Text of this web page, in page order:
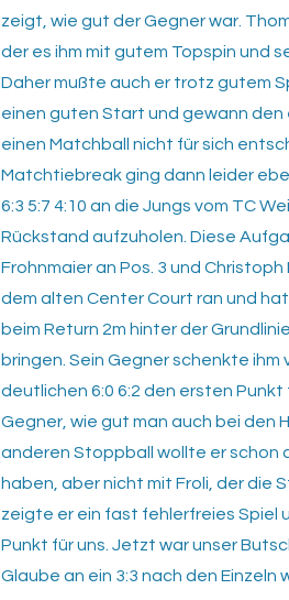
zeigt, wie gut der Gegner war.
der es ihm mit gutem Topspin und
Daher mußte auch er trotz gutem
einen guten Start und gewann den
einen Matchball nicht für sich
Matchtiebreak ging dann leider
6:3 5:7 4:10 an die Jungs vom TC
Rückstand aufzuholen. Diese
Frohnmaier an Pos. 3 und
dem alten Center Court ran und
beim Return 2m hinter der
bringen. Sein Gegner schenkte
deutlichen 6:0 6:2 den ersten
Gegner, wie gut man auch bei den
anderen Stoppball wollte er schon
haben, aber nicht mit Froli, der die
zeigte er ein fast fehlerfreies Spiel
Punkt für uns. Jetzt war unser
Glaube an ein 3:3 nach den